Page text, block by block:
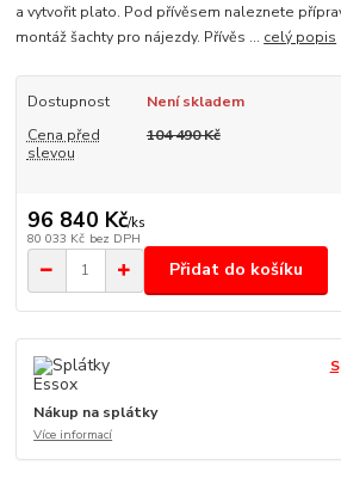
a vytvořit plato. Pod přívěsem naleznete
montáž šachty pro nájezdy. Přívěs ... celý popis
Dostupnost
Není skladem
Cena před
slevou
104 490 Kč
96 840 Kč/ks
80 033 Kč bez DPH
Přidat do košíku
Nákup na splátky
Více informací